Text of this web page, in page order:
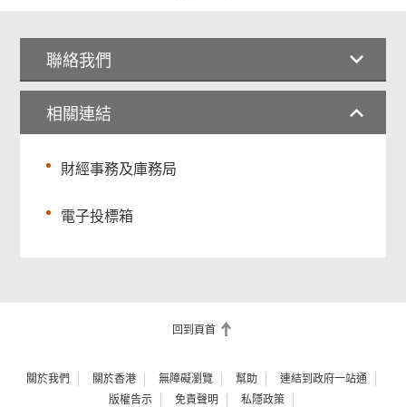
聯絡我們
相關連結
財經事務及庫務局
電子投標箱
回到頁首
關於我們 關於香港 無障礙瀏覽 幫助
連結到政府一站通
版權告示
免責聲明 私隱政策